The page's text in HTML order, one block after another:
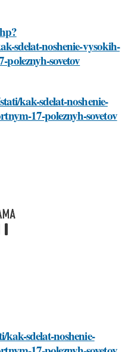
sdelat-noshenie-vysokih-
sovetov
kak-sdelat-noshenie-
17-poleznyh-sovetov
sdelat-noshenie-